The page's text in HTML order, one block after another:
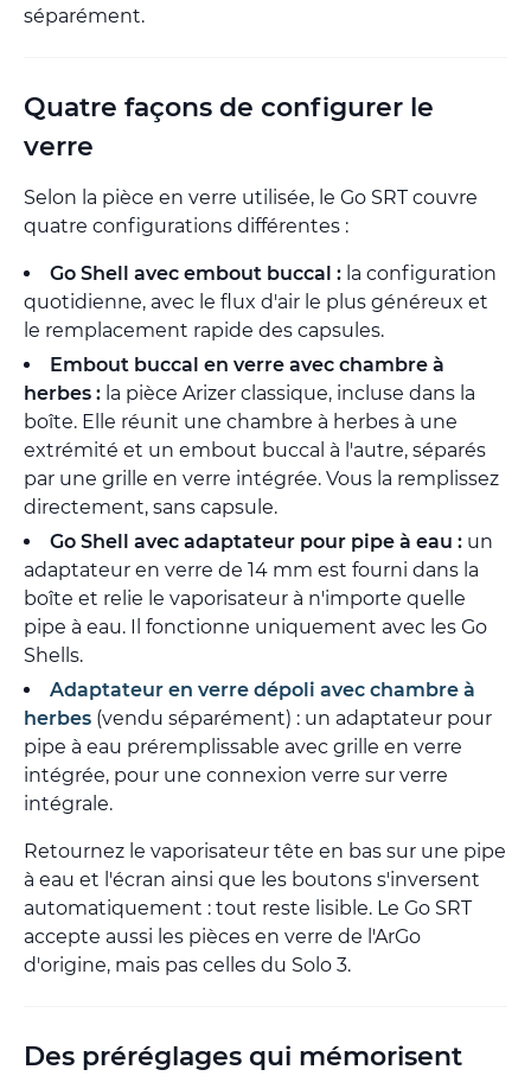
séparément.
Quatre façons de configurer le
verre
Selon la pièce en verre utilisée, le Go SRT couvre
quatre configurations différentes :
Go Shell avec embout buccal : la configuration
quotidienne, avec le flux d'air le plus généreux et
le remplacement rapide des capsules.
Embout buccal en verre avec chambre à
herbes : la pièce Arizer classique, incluse dans la
boîte. Elle réunit une chambre à herbes à une
extrémité et un embout buccal à l'autre, séparés
par une grille en verre intégrée. Vous la remplissez
directement, sans capsule.
Go Shell avec adaptateur pour pipe à eau : un
adaptateur en verre de 14 mm est fourni dans la
boîte et relie le vaporisateur à n'importe quelle
pipe à eau. Il fonctionne uniquement avec les Go
Shells.
Adaptateur en verre dépoli avec chambre à
herbes (vendu séparément) : un adaptateur pour
pipe à eau préremplissable avec grille en verre
intégrée, pour une connexion verre sur verre
intégrale.
Retournez le vaporisateur tête en bas sur une pipe
à eau et l'écran ainsi que les boutons s'inversent
automatiquement : tout reste lisible. Le Go SRT
accepte aussi les pièces en verre de l'ArGo
d'origine, mais pas celles du Solo 3.
Des préréglages qui mémorisent